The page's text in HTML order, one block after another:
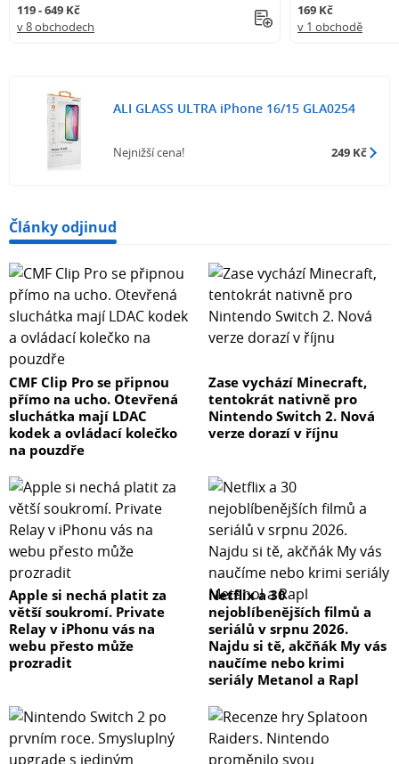
119 - 649 Kč
v 8 obchodech
169 Kč
v 1 obchodě
ALI GLASS ULTRA iPhone 16/15 GLA0254
Nejnižší cena! 249 Kč
Články odjinud
CMF Clip Pro se připnou
přímo na ucho. Otevřená
sluchátka mají LDAC
kodek a ovládací kolečko
na pouzdře
Zase vychází Minecraft,
tentokrát nativně pro
Nintendo Switch 2. Nová
verze dorazí v říjnu
Apple si nechá platit za
větší soukromí. Private
Relay v iPhonu vás na
webu přesto může
prozradit
Netflix a 30
nejoblíbenějších filmů a
seriálů v srpnu 2026.
Najdu si tě, akčňák My vás
naučíme nebo krimi
seriály Metanol a Rapl